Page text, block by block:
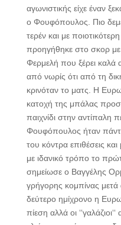
αγωνιστικής είχε έναν
ο Φουφόπουλος. Πιο
τερέν και με
προηγήθηκε στο σκορ
Φερμελή που ξέρει καλά
από νωρίς ότι από τη
κρινόταν το ματς. Η
κατοχή της μπάλας
παιχνίδι στην αντίπαλη
Φουφόπουλος ήταν πάντα
του κόντρα επιθέσεις και
με ιδανικό τρόπο το
σημείωσε ο Βαγγέλης
γρήγορης κομπίνας
δεύτερο ημίχρονο η
πίεση αλλά οι